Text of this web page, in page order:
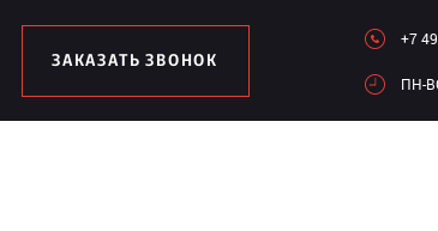
ЗАКАЗАТЬ ЗВОНОК
+7
ПН-